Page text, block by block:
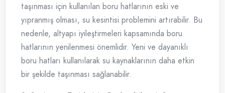
taşınması için kullanılan boru hatlarının eski ve
yıpranmış olması, su kesintisi problemini artırabilir. Bu
nedenle, altyapı iyileştirmeleri kapsamında boru
hatlarının yenilenmesi önemlidir. Yeni ve dayanıklı
boru hatları kullanılarak su kaynaklarının daha etkin
bir şekilde taşınması sağlanabilir.